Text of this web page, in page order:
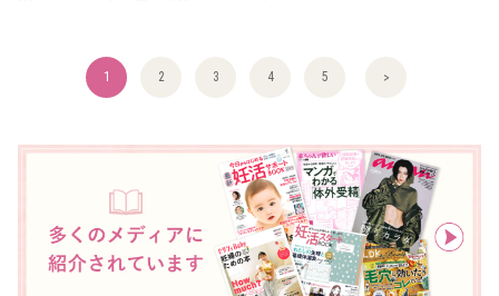
1 2 3 4 5 >